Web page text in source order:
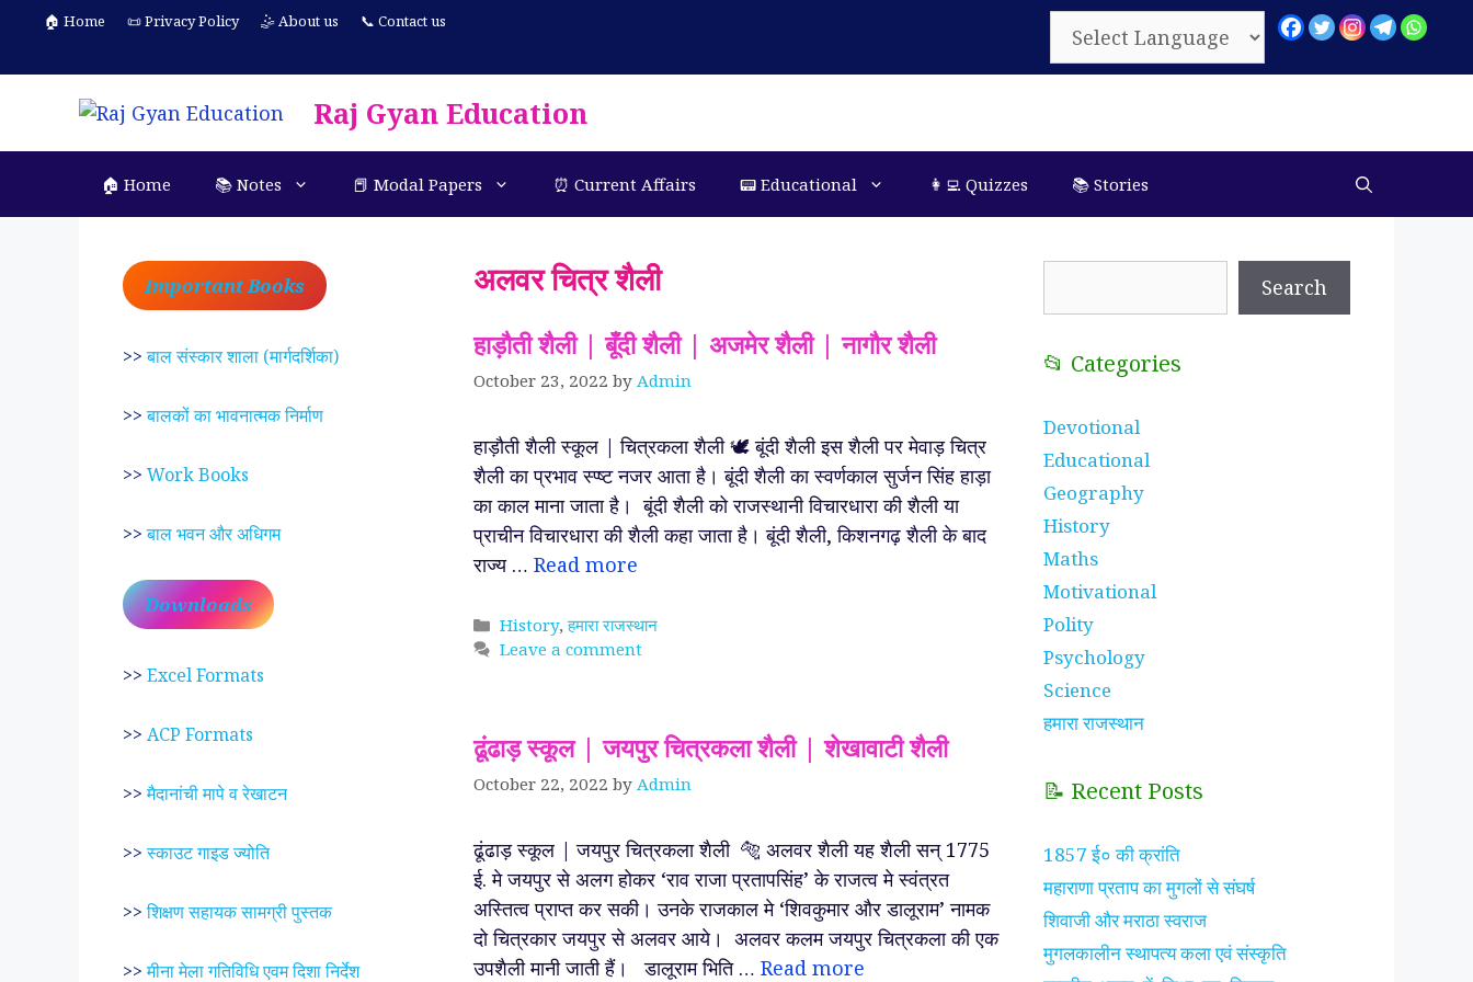
content
🏠 Home 📜 Privacy Policy 🤹 About us 📞 Contact us
Raj Gyan Education
🏠 Home 📚 Notes 📕 Modal Papers ⏰ Current Affairs 📟 Educational 👩‍💻 Quizzes 📚 Stories
अलवर चित्र शैली
हाड़ौती शैली | बूँदी शैली | अजमेर शैली | नागौर शैली
October 23, 2022 by Admin
हाड़ौती शैली स्कूल | चित्रकला शैली 🕊️ बूंदी शैली इस शैली पर मेवाड़ चित्र
शैली का प्रभाव स्प्ष्ट नजर आता है। बूंदी शैली का स्वर्णकाल सुर्जन सिंह हाड़ा
का काल माना जाता है। बूंदी शैली को राजस्थानी विचारधारा की शैली या
प्राचीन विचारधारा की शैली कहा जाता है। बूंदी शैली, किशनगढ़ शैली के बाद
राज्य … Read more
Categories
History,हमारा राजस्थान
Leave a comment
ढूंढाड़ स्कूल | जयपुर चित्रकला शैली | शेखावाटी शैली
October 22, 2022 by Admin
ढूंढाड़ स्कूल | जयपुर चित्रकला शैली 🐅 अलवर शैली यह शैली सन् 1775
ई. मे जयपुर से अलग होकर ‘राव राजा प्रतापसिंह’ के राजत्व मे स्वंत्रत
अस्तित्व प्राप्त कर सकी। उनके राजकाल मे ‘शिवकुमार और डालूराम’ नामक
दो चित्रकार जयपुर से अलवर आये। अलवर कलम जयपुर चित्रकला की एक
उपशैली मानी जाती हैं। डालूराम भिति … Read more
Important Books
>>बाल संस्कार शाला (मार्गदर्शिका)
>>बालकों का भावनात्मक निर्माण
>> Work Books
>>बाल भवन और अधिगम
Downloads
>> Excel Formats
>> ACP Formats
>>मैदानांची मापे व रेखाटन
>>स्काउट गाइड ज्योति
>>शिक्षण सहायक सामग्री पुस्तक
>>मीना मेला गतिविधि एवम दिशा निर्देश
Search
📂 Categories
Devotional
Educational
Geography
History
Maths
Motivational
Polity
Psychology
Science
हमारा राजस्थान
📝 Recent Posts
1857 ई० की क्रांति
महाराणा प्रताप का मुगलों से संघर्ष
शिवाजी और मराठा स्वराज
मुगलकालीन स्थापत्य कला एवं संस्कृति